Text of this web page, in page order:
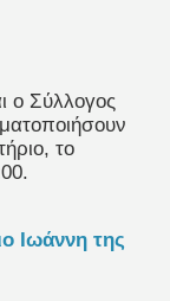
ο Σύλλογος
το
Ιωάννη της